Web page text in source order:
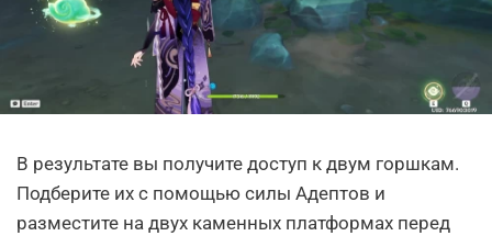
В результате вы получите доступ к двум горшкам.
Подберите их с помощью силы Адептов и
разместите на двух каменных платформах перед